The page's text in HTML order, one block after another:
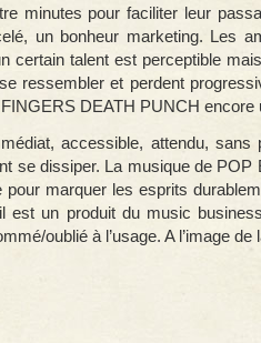
minutes pour faciliter leur
un bonheur marketing. Les
certain talent est perceptible
ressembler et perdent
DEATH PUNCH encore
accessible, attendu, sans
se dissiper. La musique de POP
pour marquer les esprits
est un produit du music
oublié à l’usage. A l’image de